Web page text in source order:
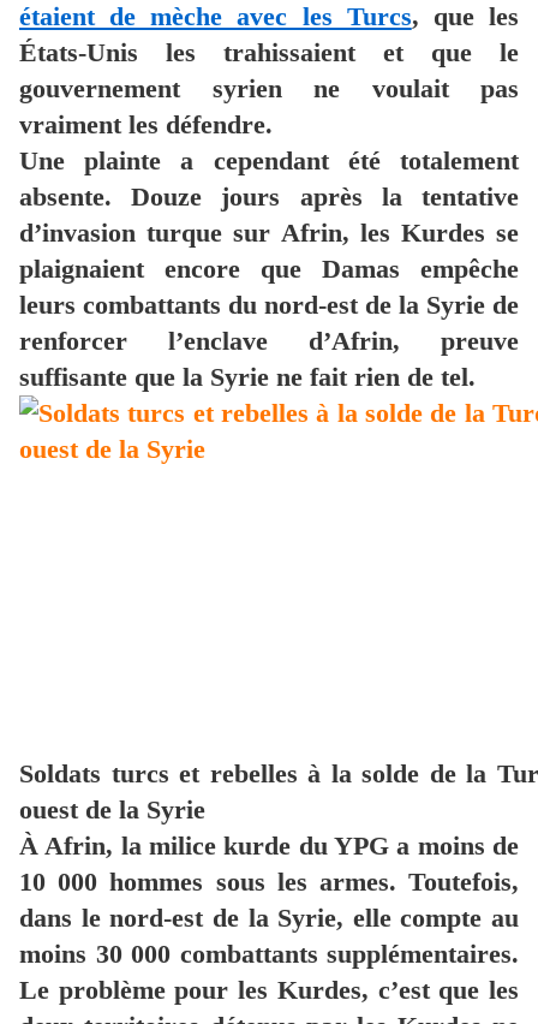
étaient de mèche avec les Turcs, que les
États-Unis les trahissaient et que le
gouvernement syrien ne voulait pas
vraiment les défendre.
Une plainte a cependant été totalement
absente. Douze jours après la tentative
d’invasion turque sur Afrin, les Kurdes se
plaignaient encore que Damas empêche
leurs combattants du nord-est de la Syrie de
renforcer l’enclave d’Afrin, preuve
suffisante que la Syrie ne fait rien de tel.
Soldats turcs et rebelles à la solde de la
ouest de la Syrie
À Afrin, la milice kurde du YPG a moins de
10 000 hommes sous les armes. Toutefois,
dans le nord-est de la Syrie, elle compte au
moins 30 000 combattants supplémentaires.
Le problème pour les Kurdes, c’est que les